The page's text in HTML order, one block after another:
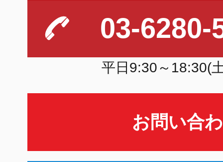
03-6280-
平日9:30～18:30(
お問い合